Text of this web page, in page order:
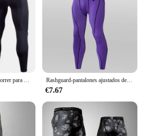
Rashguard-pantalones ajustados de compresión para hombre, mallas deportivas de Fitness para correr, Leggings de Anime para gimnasio, pantalones atléticos de secado rápido
€7.67